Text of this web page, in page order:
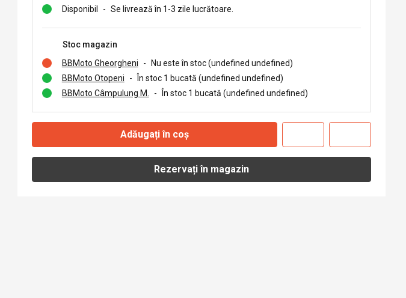
Disponibil
- Se livrează în 1-3 zile lucrătoare.
Stoc magazin
BBMoto Gheorgheni
-
Nu este în stoc (undefined undefined)
BBMoto Otopeni
-
În stoc 1 bucată (undefined undefined)
BBMoto Câmpulung M.
- În stoc 1 bucată (undefined undefined)
Adăugați în coș
Rezervați în magazin